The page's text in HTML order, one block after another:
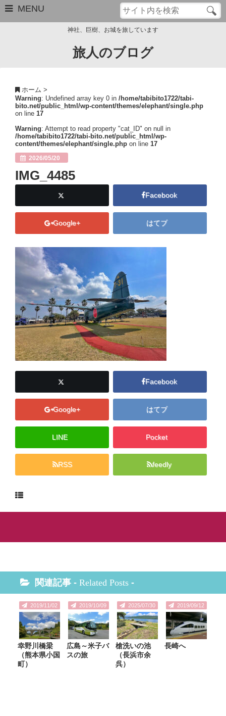
MENU
サイトマップ
Close
神社、巨樹、お城を旅しています
旅人のブログ
ホーム >
Warning: Undefined array key 0 in /home/tabibito1722/tabi-
bito.net/public_html/wp-content/themes/elephant/single.php
on line 17
Warning: Attempt to read property "cat_ID" on null in
/home/tabibito1722/tabi-bito.net/public_html/wp-
content/themes/elephant/single.php on line 17
2026/05/20
IMG_4485
Facebook
Google+ はてブ
Facebook
Google+ はてブ
LINE Pocket
RSS feedly
関連記事 - Related Posts -
2019/11/02
幸野川橋梁
（熊本県小国
町）
2019/10/09
広島～米子バ
スの旅
2025/07/30
槍洗いの池
（長浜市余
呉）
2019/09/12
長崎へ